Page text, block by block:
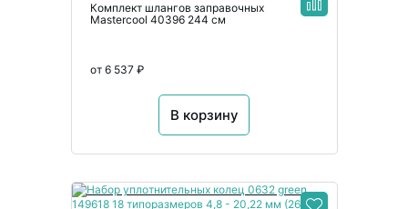
Комплект шлангов заправочных
Mastercool 40396 244 см
от 6 537 ₽
В корзину